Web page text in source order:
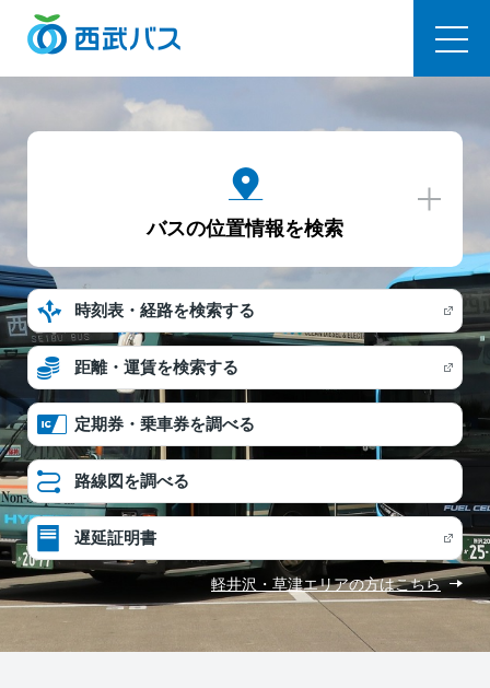
バスの位置情報を検索
時刻表・経路を検索する
距離・運賃を検索する
定期券・乗車券を調べる
路線図を調べる
遅延証明書
軽井沢・草津エリアの方はこちら